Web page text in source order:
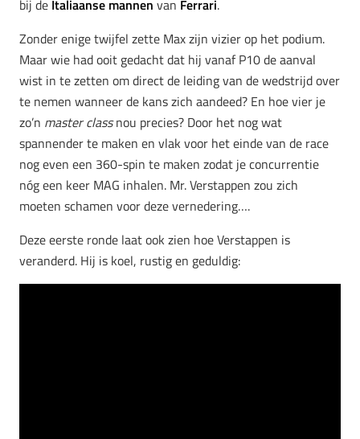
bij de Italiaanse mannen van Ferrari.
Zonder enige twijfel zette Max zijn vizier op het podium.
Maar wie had ooit gedacht dat hij vanaf P10 de aanval
wist in te zetten om direct de leiding van de wedstrijd over
te nemen wanneer de kans zich aandeed? En hoe vier je
zo’n master classnou precies? Door het nog wat
spannender te maken en vlak voor het einde van de race
nog even een 360-spin te maken zodat je concurrentie
nóg een keer MAG inhalen. Mr. Verstappen zou zich
moeten schamen voor deze vernedering….
Deze eerste ronde laat ook zien hoe Verstappen is
veranderd. Hij is koel, rustig en geduldig: